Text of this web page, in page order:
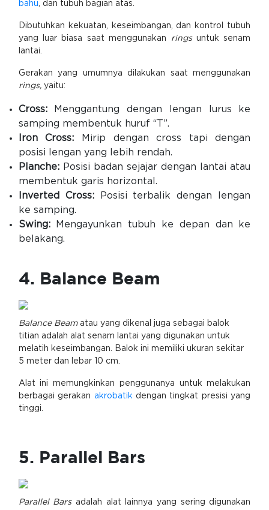
bahu, dan tubuh bagian atas.
Dibutuhkan kekuatan, keseimbangan, dan kontrol tubuh
yang luar biasa saat menggunakan
ringsuntuk senam
lantai.
Gerakan yang umumnya dilakukan saat menggunakan
rings,yaitu:
Cross:Menggantung dengan lengan lurus ke
samping membentuk huruf “T”.
Iron Cross: Mirip dengan cross tapi dengan
posisi lengan yang lebih rendah.
Planche:Posisi badan sejajar dengan lantai atau
membentuk garis horizontal.
Inverted Cross:Posisi terbalik dengan lengan
ke samping.
Swing:Mengayunkan tubuh ke depan dan ke
belakang.
4. Balance Beam
Balance Beamatau yang dikenal juga sebagai balok
titian adalah alat senam lantai yang digunakan untuk
melatih keseimbangan. Balok ini memiliki ukuran sekitar
5 meter dan lebar 10 cm.
Alat ini memungkinkan penggunanya untuk melakukan
berbagai gerakan akrobatik dengan tingkat presisi yang
tinggi.
5. Parallel Bars
Parallel Barsadalah alat lainnya yang sering digunakan